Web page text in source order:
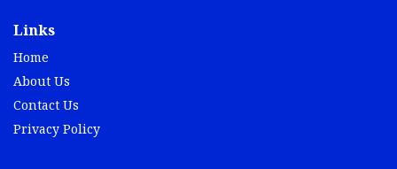
Links
Home
About Us
Contact Us
Privacy Policy